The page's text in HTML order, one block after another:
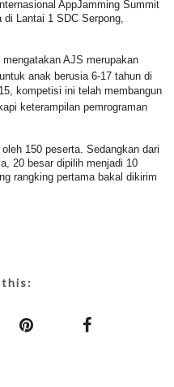
AppJamming Summit
Lantai 1 SDC Serpong,
AJS merupakan
untuk anak berusia 6-17 tahun di
kompetisi ini telah membangun
keterampilan pemrograman
150 peserta. Sedangkan dari
20 besar dipilih menjadi 10
rangking pertama bakal dikirim
this: